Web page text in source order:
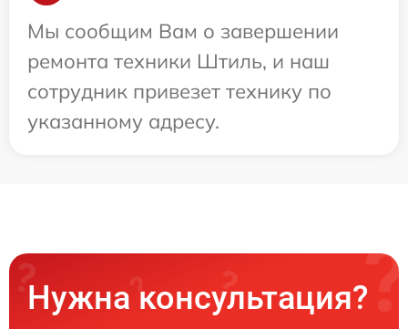
Мы сообщим Вам о завершении
ремонта техники Штиль, и наш
сотрудник привезет технику по
указанному адресу.
Нужна консультация?